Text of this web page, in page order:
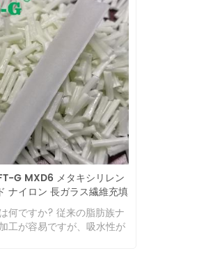
G MXD6 メタキシリレン
ナイロン 長ガラス繊維充填
の高いバリア特性
何ですか? 従来の脂肪族ナ
工が容易ですが、吸水性が